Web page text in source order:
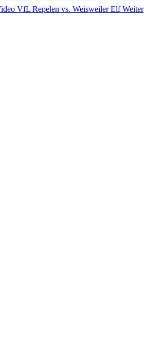
VfL Repelen vs. Weisweiler ElfWeiter